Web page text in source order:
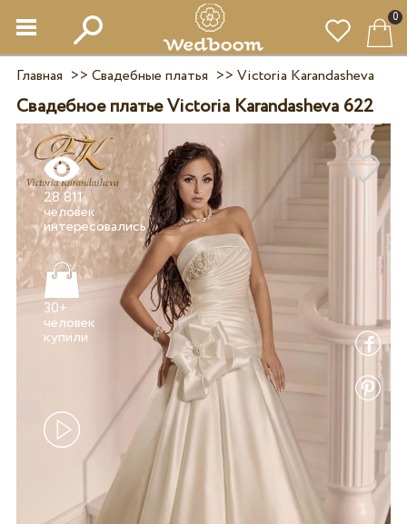
0
Главная >> Свадебные платья >> Victoria Karandasheva
Свадебное платье Victoria Karandasheva 622
28 811
человек
интересовались
30+
человек